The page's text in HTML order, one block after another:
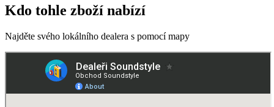
Kdo tohle zboží nabízí
Najděte svého lokálního dealera s pomocí mapy